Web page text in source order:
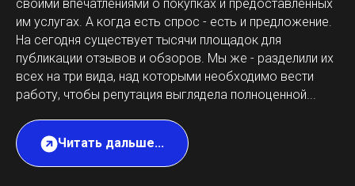
своими впечатлениями о покупках и предоставленных
им услугах. А когда есть спрос - есть и предложение.
На сегодня существует тысячи площадок для
публикации отзывов и обзоров. Мы же - разделили их
всех на три вида, над которыми необходимо вести
работу, чтобы репутация выглядела полноценной...
Читать дальше...